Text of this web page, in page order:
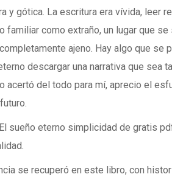
y gótica. La escritura era vívida, leer
familiar como extraño, un lugar que
ajeno. Hay algo que se
descargar una narrativa que sea
acertó del todo para mí, aprecio el
sueño eterno simplicidad de gratis
se recuperó en este libro, con